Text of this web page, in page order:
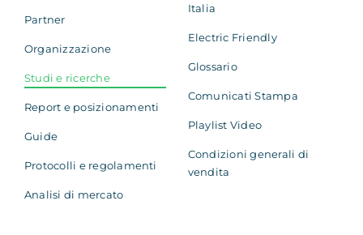
Partner
Organizzazione
Studi e ricerche
Report e posizionamenti
Guide
Protocolli e regolamenti
Analisi di mercato
Italia
Electric Friendly
Glossario
Comunicati Stampa
Playlist Video
Condizioni generali di
vendita